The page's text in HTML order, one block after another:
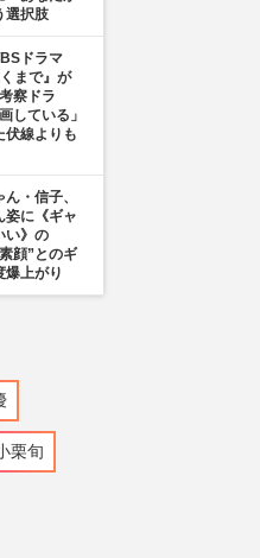
選択肢
ドラマ
まで』が
察ドラ
している」
伏線よりも
・信子、
姿に《ギャ
い》の
顔”とのギ
爆上がり
栗旬